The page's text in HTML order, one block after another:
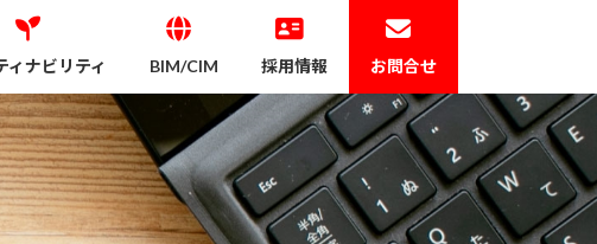
ィナビリティ BIM/CIM 採用情報 お問合せ